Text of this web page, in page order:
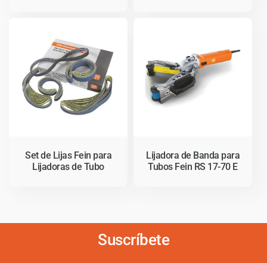
Set de Lijas Fein para
Lijadoras de Tubo
Lijadora de Banda para
Tubos Fein RS 17-70 E
Suscríbete